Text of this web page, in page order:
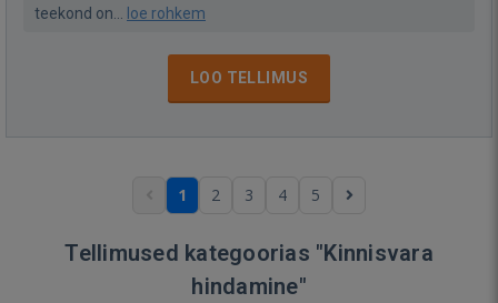
teekond on...
loe rohkem
LOO TELLIMUS
1 2 3 4 5
Tellimused kategoorias "Kinnisvara
hindamine"